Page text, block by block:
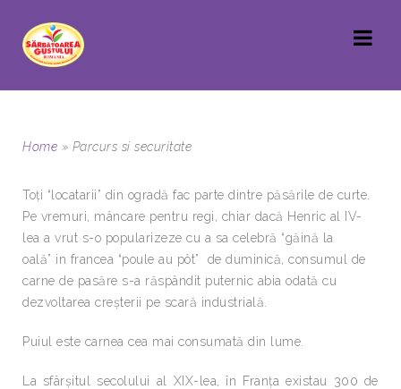
Home » Parcurs si securitate
Toţi “locatarii” din ogradă fac parte dintre păsările de curte.
Pe vremuri, mâncare pentru regi, chiar dacă Henric al IV-
lea a vrut s-o popularizeze cu a sa celebră “găină la
oală” in francea “poule au pôt” de duminică, consumul de
carne de pasăre s-a răspândit puternic abia odată cu
dezvoltarea creşterii pe scară industrială.
Puiul este carnea cea mai consumată din lume.
La sfârşitul secolului al XIX-lea, în Franţa existau 300 de